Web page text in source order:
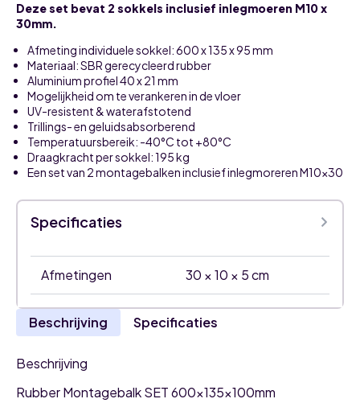
Deze set bevat 2 sokkels inclusief inlegmoeren M10 x
30mm.
Afmeting individuele sokkel: 600 x 135 x 95 mm
Materiaal: SBR gerecycleerd rubber
Aluminium profiel 40 x 21 mm
Mogelijkheid om te verankeren in de vloer
UV-resistent & waterafstotend
Trillings- en geluidsabsorberend
Temperatuursbereik: -40°C tot +80°C
Draagkracht per sokkel: 195 kg
Een set van 2 montagebalken inclusief inlegmoreren M10x30
Specificaties
Afmetingen 30 × 10 × 5 cm
Beschrijving Specificaties
Beschrijving
Rubber Montagebalk SET 600x135x100mm